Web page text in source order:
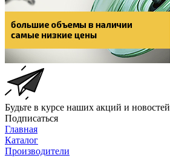
Будьте в курсе наших акций и новостей
Подписаться
Главная
Каталог
Производители